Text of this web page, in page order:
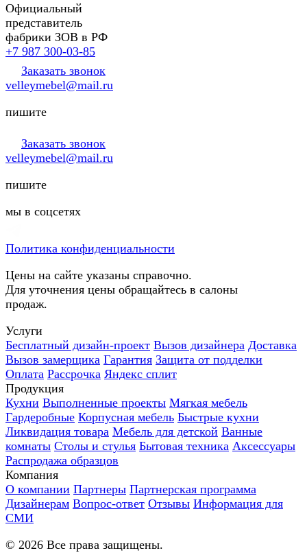
Официальный
представитель
фабрики ЗОВ в РФ
+7 987 300-03-85
Заказать звонок
velleymebel@mail.ru
пишите
Заказать звонок
velleymebel@mail.ru
пишите
мы в соцсетях
Политика конфиденциальности
Цены на сайте указаны справочно.
Для уточнения цены обращайтесь в салоны
продаж.
Услуги
Бесплатный дизайн-проект Вызов дизайнера Доставка
Вызов замерщика Гарантия Защита от подделки
Оплата Рассрочка Яндекс сплит
Продукция
Кухни Выполненные проекты Мягкая мебель
Гардеробные Корпусная мебель Быстрые кухни
Ликвидация товара Мебель для детской Ванные
комнаты Столы и стулья Бытовая техника Аксессуары
Распродажа образцов
Компания
О компании Партнеры Партнерская программа
Дизайнерам Вопрос-ответ Отзывы Информация для
СМИ
© 2026 Все права защищены.